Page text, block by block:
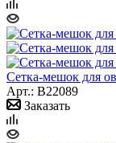
Сетка-мешок для
Арт.: B22089
Заказать